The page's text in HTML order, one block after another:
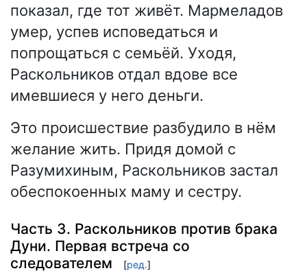
показал, где тот живёт. Мармеладов
умер, успев исповедаться и
попрощаться с семьёй. Уходя,
Раскольников отдал вдове все
имевшиеся у него деньги.
Это происшествие разбудило в нём
желание жить. Придя домой с
Разумихиным, Раскольников застал
обеспокоенных маму и сестру.
Часть 3. Раскольников против брака
Дуни. Первая встреча со
следователем
[ред.]